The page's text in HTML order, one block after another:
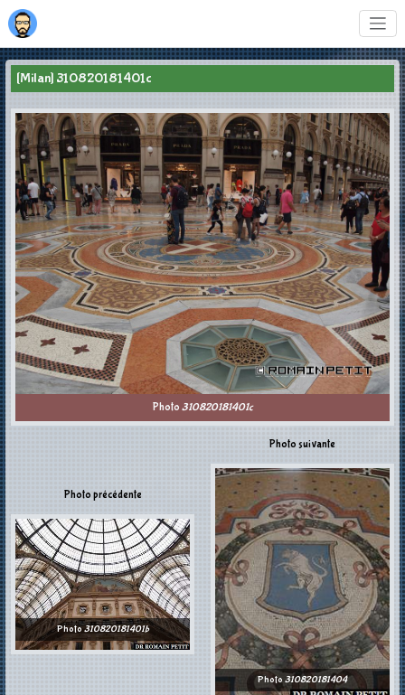
[Milan] 310820181401c
Photo 310820181401c
Photo précédente
Photo 310820181401b
Photo suivante
Photo 310820181404